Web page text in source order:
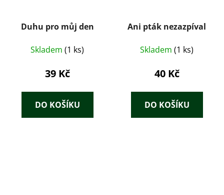
Duhu pro můj den
Skladem (1 ks)
39 Kč
DO KOŠÍKU
Ani pták nezazpíval
Skladem (1 ks)
40 Kč
DO KOŠÍKU